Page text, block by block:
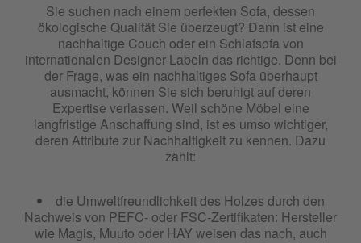
Sie suchen nach einem perfekten Sofa, dessen
ökologische Qualität Sie überzeugt? Dann ist eine
nachhaltige Couch oder ein Schlafsofa von
internationalen Designer-Labeln das richtige. Denn bei
der Frage, was ein nachhaltiges Sofa überhaupt
ausmacht, können Sie sich beruhigt auf deren
Expertise verlassen. Weil schöne Möbel eine
langfristige Anschaffung sind, ist es umso wichtiger,
deren Attribute zur Nachhaltigkeit zu kennen. Dazu
zählt:
die Umweltfreundlichkeit des Holzes durch den
Nachweis von PEFC- oder FSC-Zertifikaten: Hersteller
wie Magis, Muuto oder HAY weisen das nach, auch